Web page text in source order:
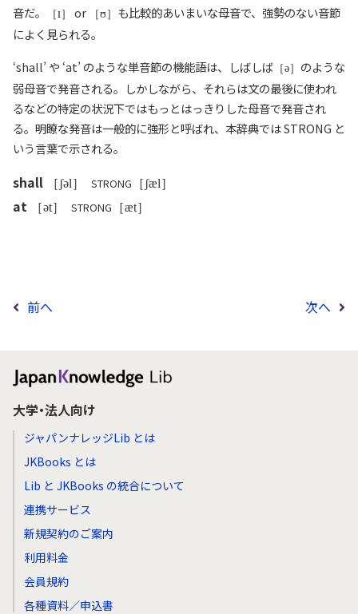
音だ。
［ ］ or ［ʊ］ も比較的あいまいな母音で、強勢のない音節
によく見られる。
‘shall’ や ‘at’ のような単音節の機能語は、しばしば ［ə］ のような
弱母音で発音される。しかしながら、それらは文の最後に使われ
るなどの特定の状況下ではもっとはっきりした母音で発音され
る。明瞭な発音は一般的に強形と呼ばれ、本辞典ではSTRONG と
いう言葉で示される。
shall ［ʃəl］ STRONG ［ʃæl］
at ［ət］ STRONG ［æt］
前へ 次へ
大学・法人向け
ジャパンナレッジLib とは
JKBooks とは
Lib と JKBooks の統合について
連携サービス
新規契約のご案内
利用料金
会員規約
各種資料／申込書